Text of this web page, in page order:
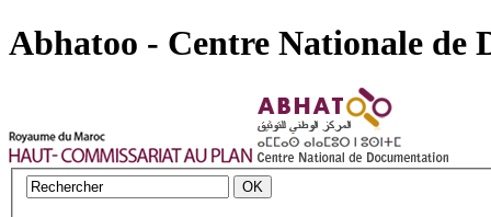
Abhatoo - Centre Nationale de